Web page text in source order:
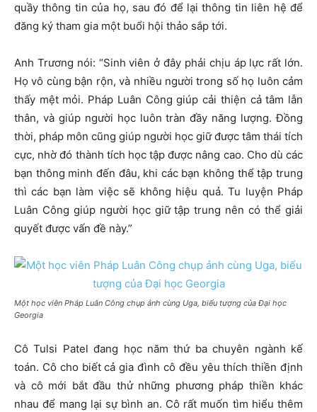
quầy thông tin của họ, sau đó để lại thông tin liên hệ để
đăng ký tham gia một buổi hội thảo sắp tới.
Anh Trương nói: “Sinh viên ở đây phải chịu áp lực rất lớn.
Họ vô cùng bận rộn, và nhiều người trong số họ luôn cảm
thấy mệt mỏi. Pháp Luân Công giúp cải thiện cả tâm lẫn
thân, và giúp người học luôn tràn đầy năng lượng. Đồng
thời, pháp môn cũng giúp người học giữ được tâm thái tích
cực, nhờ đó thành tích học tập được nâng cao. Cho dù các
bạn thông minh đến đâu, khi các bạn không thể tập trung
thì các bạn làm việc sẽ không hiệu quả. Tu luyện Pháp
Luân Công giúp người học giữ tập trung nên có thể giải
quyết được vấn đề này.”
Một học viên Pháp Luân Công chụp ảnh cùng Uga, biểu tượng của Đại học
Georgia
Cô Tulsi Patel đang học năm thứ ba chuyên ngành kế
toán. Cô cho biết cả gia đình cô đều yêu thích thiền định
và cô mới bắt đầu thử những phương pháp thiền khác
nhau để mang lại sự bình an. Cô rất muốn tìm hiểu thêm